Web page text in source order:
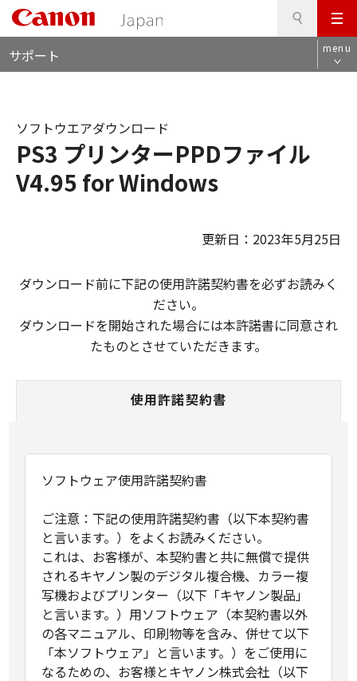
メ
ニ
ュ
サポート menu
PS3 プリンターPPDファイル
V4.95 for Windows
ソフトウエアダウンロード
更新日：2023年5月25日
ダウンロード前に下記の使用許諾契約書を必ずお読みく
ださい。
ダウンロードを開始された場合には本許諾書に同意され
たものとさせていただきます。
使用許諾契約書
ソフトウェア使用許諾契約書
ご注意：下記の使用許諾契約書（以下本契約書
と言います。）をよくお読みください。
これは、お客様が、本契約書と共に無償で提供
されるキヤノン製のデジタル複合機、カラー複
写機およびプリンター（以下「キヤノン製品」
と言います。）用ソフトウェア（本契約書以外
の各マニュアル、印刷物等を含み、併せて以下
「本ソフトウェア」と言います。）をご使用に
なるための、お客様とキヤノン株式会社（以下